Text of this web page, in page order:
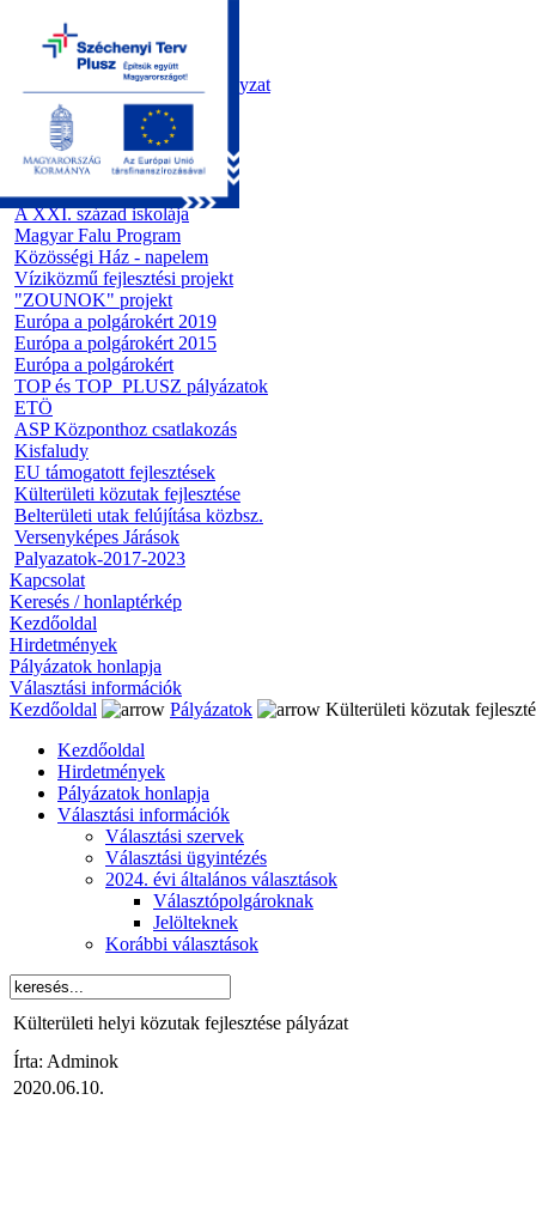
Kezdőoldal
Önkormányzat
Polgármesteri Hivatal
Roma Nemzetiségi Önkormányzat
Elektronikus ügyintézés
Közérdekű információk
Tiszapüspöki bemutatása
Pályázatok
A kreatív ipar...
A XXI. század iskolája
Magyar Falu Program
Közösségi Ház - napelem
Víziközmű fejlesztési projekt
"ZOUNOK" projekt
Európa a polgárokért 2019
Európa a polgárokért 2015
Európa a polgárokért
TOP és TOP_PLUSZ pályázatok
ETÖ
ASP Központhoz csatlakozás
Kisfaludy
EU támogatott fejlesztések
Külterületi közutak fejlesztése
Belterületi utak felújítása közbsz.
Versenyképes Járások
Palyazatok-2017-2023
Kapcsolat
Keresés / honlaptérkép
Kezdőoldal
Hirdetmények
Pályázatok honlapja
Választási információk
Kezdőoldal
Pályázatok
Külterületi közutak
Kezdőoldal
Hirdetmények
Pályázatok honlapja
Választási információk
Választási szervek
Választási ügyintézés
2024. évi általános választások
Választópolgároknak
Jelölteknek
Korábbi választások
Külterületi helyi közutak fejlesztése pályázat
Írta: Adminok
2020.06.10.